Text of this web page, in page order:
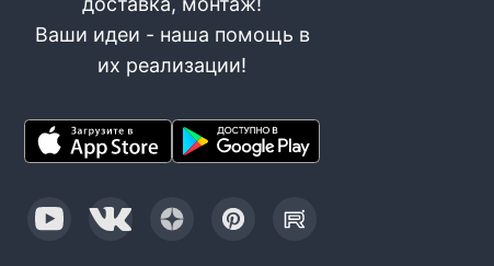
Ваши идеи - наша помощь в
их реализации!